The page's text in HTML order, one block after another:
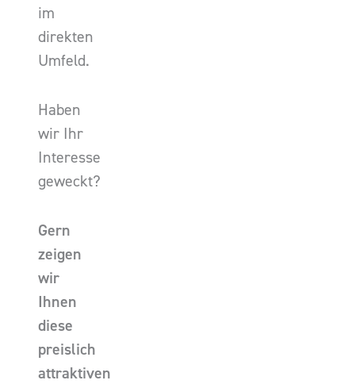
im
direkten
Umfeld.
Haben
wir Ihr
Interesse
geweckt?
Gern
zeigen
wir
Ihnen
diese
preislich
attraktiven